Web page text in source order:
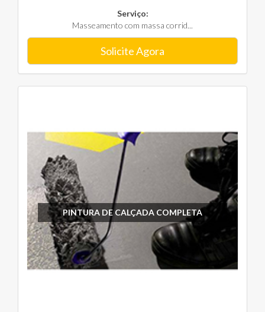
Serviço:
Masseamento com massa corrid...
Solicite Agora
PINTURA DE CALÇADA COMPLETA